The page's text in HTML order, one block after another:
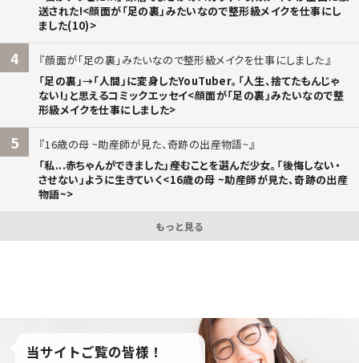
送された!<顔面が「足の裏」みたいなので整形級メイクを仕事にし
ました(10)>
4
顔面が「足の裏」みたいなので整形級メイクを仕事にしました
「足の裏」→「人間」に変身したYouTuber。「人生、捨てたもんじゃ
ない!」と思えるコミックエッセイ<顔面が「足の裏」みたいなので整
形級メイクを仕事にしました>
5
16歳の母 ~助産師が見た、奇跡の出産物語~
「私...赤ちゃんができました」――産むことを選んだ少女。「後悔しない・
させない」ように生きていく<16歳の母 ~助産師が見た、奇跡の出産
物語~>
もっと見る
当サイトご覧の皆様！